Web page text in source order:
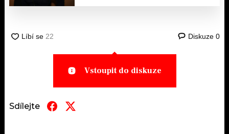
Diskuze 0
Vstoupit do diskuze
Sdílejte